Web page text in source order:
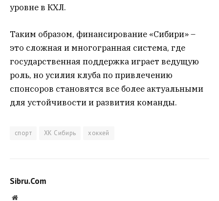
уровне в КХЛ.
Таким образом, финансирование «Сибири» –
это сложная и многогранная система, где
государственная поддержка играет ведущую
роль, но усилия клуба по привлечению
спонсоров становятся все более актуальными
для устойчивости и развития команды.
спорт ХК Сибирь хоккей
Sibru.Com
Website